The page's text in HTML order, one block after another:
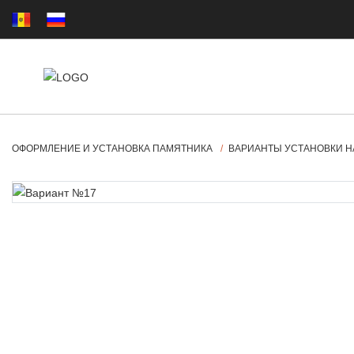
ОФОРМЛЕНИЕ И УСТАНОВКА ПАМЯТНИКА ВАРИАНТЫ УСТАНОВКИ